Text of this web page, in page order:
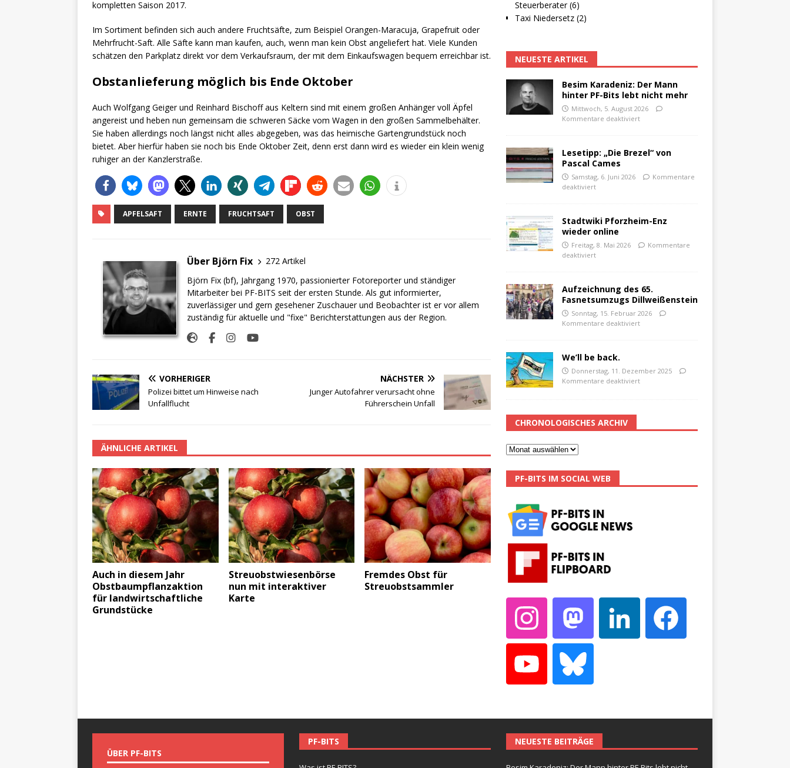
kompletten Saison 2017.
Im Sortiment befinden sich auch andere Fruchtsäfte, zum Beispiel Orangen-Maracuja, Grapefruit oder
Mehrfrucht-Saft. Alle Säfte kann man kaufen, auch, wenn man kein Obst angeliefert hat. Viele Kunden
schätzen den Parkplatz direkt vor dem Verkaufsraum, der mit dem Einkaufswagen bequem erreichbar ist.
Obstanlieferung möglich bis Ende Oktober
Auch Wolfgang Geiger und Reinhard Bischoff aus Keltern sind mit einem großen Anhänger voll Äpfel
angereist und heben nun gemeinsam die schweren Säcke vom Wagen in den großen Sammelbehälter.
Sie haben allerdings noch längst nicht alles abgegeben, was das heimische Gartengrundstück noch
bietet. Aber hierfür haben sie noch bis Ende Oktober Zeit, denn erst dann wird es wieder ein klein wenig
ruhiger an der Kanzlerstraße.
APFELSAFT ERNTE FRUCHTSAFT OBST
Über Björn Fix
272 Artikel
Björn Fix (bf), Jahrgang 1970, passionierter Fotoreporter und ständiger
Mitarbeiter bei PF-BITS seit der ersten Stunde. Als gut informierter,
zuverlässiger und gern gesehener Zuschauer und Beobachter ist er vor allem
zuständig für aktuelle und "fixe" Berichterstattungen aus der Region.
VORHERIGER
Polizei bittet um Hinweise nach
Unfallflucht
NÄCHSTER
Junger Autofahrer verursacht ohne
Führerschein Unfall
ÄHNLICHE ARTIKEL
Auch in diesem Jahr
Obstbaumpflanzaktion
für landwirtschaftliche
Grundstücke
Streuobstwiesenbörse
nun mit interaktiver
Karte
Fremdes Obst für
Streuobstsammler
Steuerberater (6)
Taxi Niedersetz (2)
NEUESTE ARTIKEL
Besim Karadeniz: Der Mann
hinter PF-Bits lebt nicht mehr
Mittwoch, 5. August 2026
Kommentare deaktiviert
Lesetipp: „Die Brezel“ von
Pascal Cames
Samstag, 6. Juni 2026
Kommentare
deaktiviert
Stadtwiki Pforzheim-Enz
wieder online
Freitag, 8. Mai 2026
Kommentare
deaktiviert
Aufzeichnung des 65.
Fasnetsumzugs Dillweißenstein
Sonntag, 15. Februar 2026
Kommentare deaktiviert
We’ll be back.
Donnerstag, 11. Dezember 2025
Kommentare deaktiviert
CHRONOLOGISCHES ARCHIV
PF-BITS IM SOCIAL WEB
ÜBER PF-BITS
PF-BITS NEUESTE BEITRÄGE